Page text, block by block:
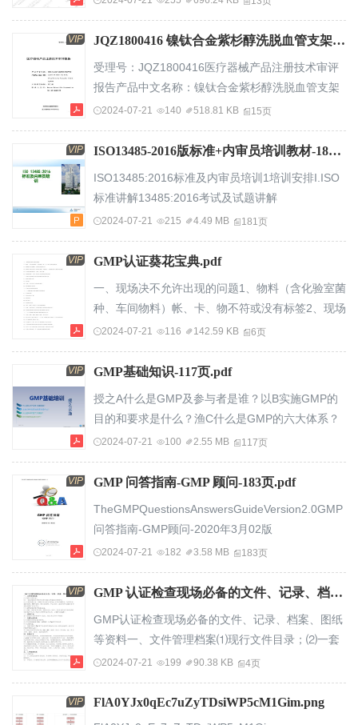
目管理过程组5项目干系人管理P41....
RapidMedicalLtd.急速医疗有限公司国家药品监督
息
一、申请人名称......................................
VIP JQZ1800416 镍钛合金紫杉醇洗脱血管支架（波士顿科学）（2020-07-22）.pdf
受理号：JQZ1800416医疗器械产品注册技术审评
报告产品中文名称：镍钛合金紫杉醇洗脱血管支架
产品英文（原文）名称：ELUVIATMOVER-THE-
类别：第三类申请人名称：
品监督管理局医疗器械技术审评中心—1—目录基本
信
息
2024-07-21 140 518.81 KB 15页
VIP ISO13485-2016版标准+内审员培训教材-181页ppt.pptx
ISO13485:2016标准及内审员培训1培训安排I.ISO
标准讲解13485:2016考试及试题讲解
II.ISO13485:20162制定
发展1996年，第一版ISO13485：
ParticularrequirementsfortheapplicationofISO9001”I...
2024-07-21 215 4.49 MB 181页
VIP GMP认证葵花宝典.pdf
一、现场决不允许出现的问题1、物料（含化验室菌
种、车间物料）帐、卡、物不符或没有标签2、现场
演示无法操作、不能说清如何工作3、现场存在废旧
涂改现象4、专家面前推卸责任、争辩、训斥下属
二、各部门车间指定负责回答问题的人员素质要求
1、有能力能胜任的2、自信的3、可靠、可信任的
（以防故意捣乱）4、有经验的/有知识的三、各...
2024-07-21 116 142.59 KB 6页
VIP GMP基础知识-117页.pdf
授之A什么是GMP及参与者是谁？以B实施GMP的
目的和要求是什么？渔C什么是GMP的六大体系？
D怎样良好地实施GMP？2020.11.30生A什么是
（GOODMANUFACTURINGPRACTICES），中文
良制造标准”。GMP是一套毁适用于制药、食品等
行业的强制性标准，要求企业从原料、人员、设施
设备、生产过程、包装运输、质量控制等方面按国
2024-07-21 100 2.55 MB 117页
VIP GMP 问答指南-GMP 顾问-183页.pdf
TheGMPQuestionsAnswersGuideVersion2.0GMP
问答指南-GMP顾问-2020年3月02版
活动。本文件旨在提供单一信息来源。我们总结了
FDA、加拿大卫生部、MHRA（英国）和ICH外，
我们还使用了ECA基金会的问答。主题索引包含一
些“GMP关键词”，并允许找到解决相关主题的问
2024-07-21 182 3.58 MB 183页
VIP GMP 认证检查现场必备的文件、记录、档案、图纸等资料.pdf
GMP认证检查现场必备的文件、记录、档案、图纸
等资料一、文件管理档案⑴现行文件目录；⑵一套
完整的存档受控文件并按文件编码分类排列；⑶文
序、变更管理、偏差管理、物料管理、供应商管
2024-07-21 199 90.38 KB 4页
VIP FlA0YJx0qEc7uZyTDsiWP5cM1Gim.png